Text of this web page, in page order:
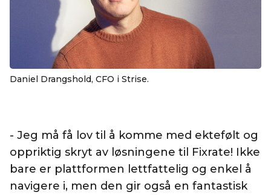
Daniel Drangshold, CFO i Strise.
- Jeg må få lov til å komme med ektefølt og
oppriktig skryt av løsningene til Fixrate! Ikke
bare er plattformen lettfattelig og enkel å
navigere i, men den gir også en fantastisk